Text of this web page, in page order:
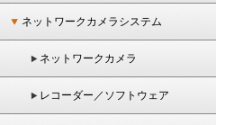
ネットワークカメラシステム
ネットワークカメラ
レコーダー／ソフトウェア